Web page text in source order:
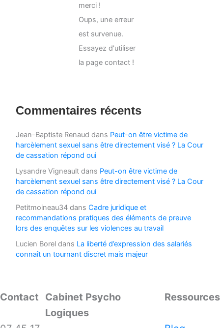
merci !
Oups, une erreur
est survenue.
Essayez d'utiliser
la page contact !
Commentaires récents
Jean-Baptiste Renaud dans Peut-on être victime de
harcèlement sexuel sans être directement visé ? La Cour
de cassation répond oui
Lysandre Vigneaultdans Peut-on être victime de
harcèlement sexuel sans être directement visé ? La Cour
de cassation répond oui
Petitmoineau34dans Cadre juridique et
recommandations pratiques des éléments de preuve
lors des enquêtes sur les violences au travail
Lucien Boreldans La liberté d’expression des salariés
connaît un tournant discret mais majeur
Contact
Cabinet Psycho
Logiques
Ressources